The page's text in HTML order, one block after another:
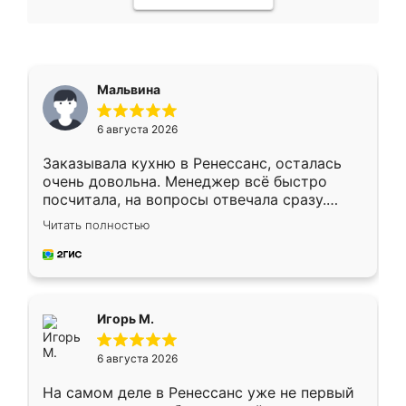
Мальвина
6 августа 2026
Заказывала кухню в Ренессанс, осталась
очень довольна. Менеджер всё быстро
посчитала, на вопросы отвечала сразу.
Замерщик приехал в субботу, подошёл к
делу со всей ответственностью. Собрали
за день, ребята работали аккуратно, даже
Читать полностью
Игорь М.
6 августа 2026
На самом деле в Ренессанс уже не первый